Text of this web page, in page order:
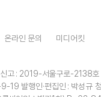
온라인 문의 미디어킷
신고 : 2019-서울구로-2138호
9-19 발행인·편집인 : 박성규